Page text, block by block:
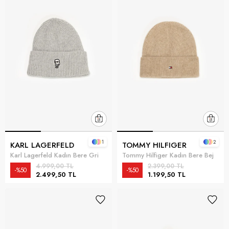
KARL LAGERFELD
Karl Lagerfeld Kadın Bere Gri
2.499,50 TL
4.999,00 TL
%50
1 TOMMY HILFIGER
Tommy Hilfiger Kadın Bere Bej
1.199,50 TL
2.399,00 TL
%50
2